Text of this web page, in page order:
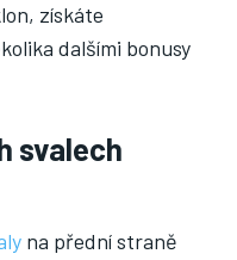
získáte
dalšími bonusy
svalech
na přední straně